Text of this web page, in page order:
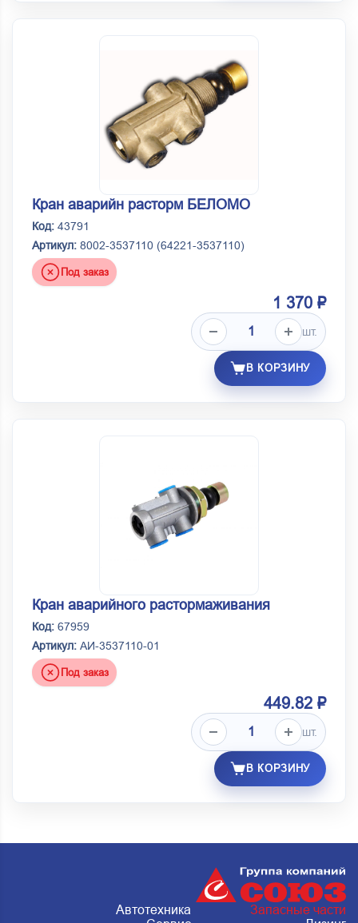
Кран аварийн расторм БЕЛОМО
Код: 43791
Артикул: 8002-3537110 (64221-3537110)
Под заказ
1 370 ₽
шт.
В КОРЗИНУ
Кран аварийного растормаживания
Код: 67959
Артикул: АИ-3537110-01
Под заказ
449.82 ₽
шт.
В КОРЗИНУ
Автотехника
Запасные части